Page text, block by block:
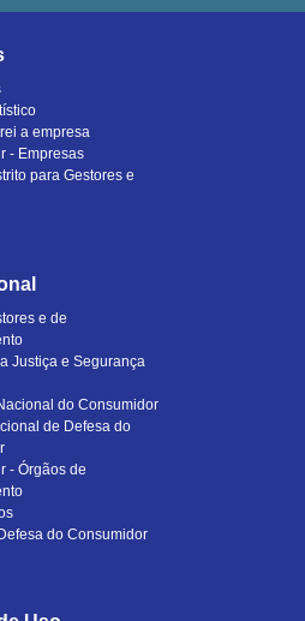
a empresa
- Empresas
para Gestores e
e de
Justiça e Segurança
do Consumidor
de Defesa do
- Órgãos de
do Consumidor